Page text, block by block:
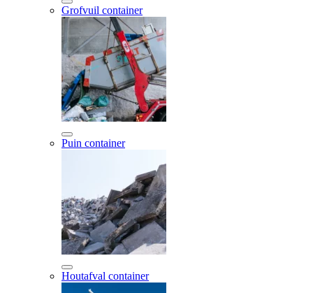
Grofvuil container
Puin container
Houtafval container